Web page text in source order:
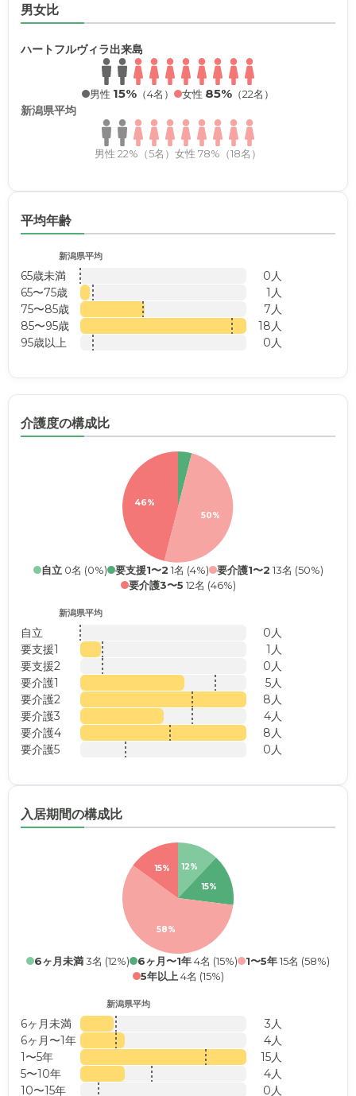
男女比
ハートフルヴィラ出来島
男性 15% （4名） 女性 85% （22名）
新潟県平均
男性 22%（5名） 女性 78%（18名）
平均年齢
新潟県平均
65歳未満
0人
65〜75歳
1人
75〜85歳
7人
85〜95歳
18人
95歳以上
0人
介護度の構成比
50%
46%
自立0名 (0%) 要支援1〜2 1名 (4%) 要介護1〜2 13名 (50%)
要介護3〜5 12名 (46%)
新潟県平均
自立
0人
要支援1
1人
要支援2
0人
要介護1
5人
要介護2
8人
要介護3
4人
要介護4
8人
要介護5
0人
入居期間の構成比
12%
15%
58%
15%
6ヶ月未満3名 (12%) 6ヶ月〜1年4名 (15%) 1〜5年15名 (58%)
5年以上 4名 (15%)
新潟県平均
6ヶ月未満
3人
6ヶ月〜1年
4人
1〜5年
15人
5〜10年
4人
10〜15年
0人